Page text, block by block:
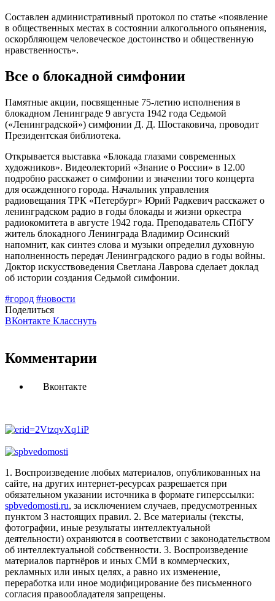
Составлен административный протокол по статье «появление
в общественных местах в состоянии алкогольного опьянения,
оскорбляющем человеческое достоинство и общественную
нравственность».
Все о блокадной симфонии
Памятные акции, посвященные 75-летию исполнения в
блокадном Ленинграде 9 августа 1942 года Седьмой
(«Ленинградской») симфонии Д. Д. Шостаковича, проводит
Президентская библиотека.
Открывается выставка «Блокада глазами современных
художников». Видеолекторий «Знание о России» в 12.00
подробно расскажет о симфонии и значении того концерта
для осажденного города. Начальник управления
радиовещания ТРК «Петербург» Юрий Радкевич расскажет о
ленинградском радио в годы блокады и жизни оркестра
радиокомитета в августе 1942 года. Преподаватель СПбГУ
житель блокадного Ленинграда Владимир Осинский
напомнит, как синтез слова и музыки определил духовную
наполненность передач Ленинградского радио в годы войны.
Доктор искусствоведения Светлана Лаврова сделает доклад
об истории создания Седьмой симфонии.
#город #новости
Поделиться
ВКонтакте Класснуть
Комментарии
Вконтакте
1. Воспроизведение любых материалов, опубликованных на
сайте, на других интернет-ресурсах разрешается при
обязательном указании источника в формате гиперссылки:
spbvedomosti.ru, за исключением случаев, предусмотренных
пунктом 3 настоящих правил. 2. Все материалы (тексты,
фотографии, иные результаты интеллектуальной
деятельности) охраняются в соответствии с законодательством
об интеллектуальной собственности. 3. Воспроизведение
материалов партнёров и иных СМИ в коммерческих,
рекламных или иных целях, а равно их изменение,
переработка или иное модифицирование без письменного
согласия правообладателя запрещены.